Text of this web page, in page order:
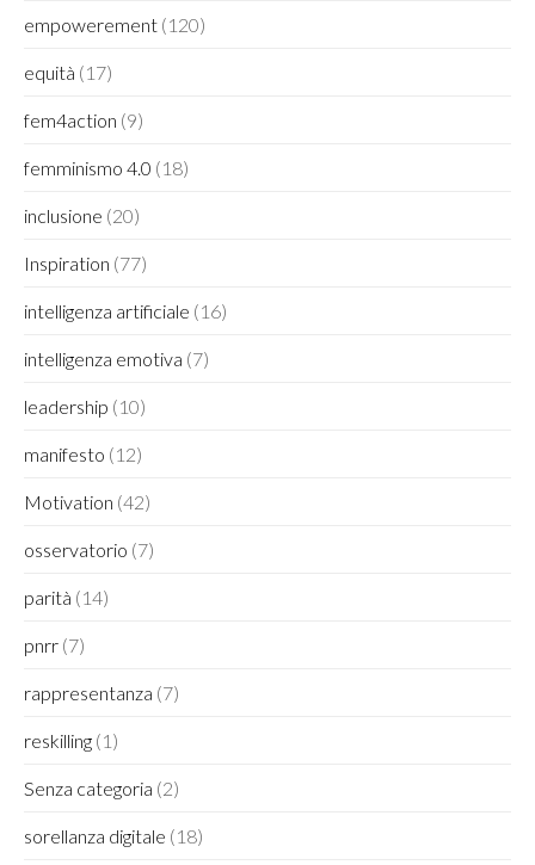
empowerement (120)
equità (17)
fem4action (9)
femminismo 4.0 (18)
inclusione (20)
Inspiration (77)
intelligenza artificiale (16)
intelligenza emotiva (7)
leadership (10)
manifesto (12)
Motivation (42)
osservatorio (7)
parità (14)
pnrr (7)
rappresentanza (7)
reskilling (1)
Senza categoria (2)
sorellanza digitale (18)